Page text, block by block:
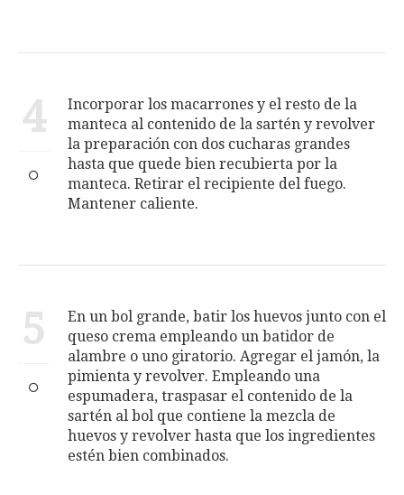
4
Incorporar los macarrones y el resto de la
manteca al contenido de la sartén y revolver
la preparación con dos cucharas grandes
hasta que quede bien recubierta por la
manteca. Retirar el recipiente del fuego.
Mantener caliente.
5
En un bol grande, batir los huevos junto con el
queso crema empleando un batidor de
alambre o uno giratorio. Agregar el jamón, la
pimienta y revolver. Empleando una
espumadera, traspasar el contenido de la
sartén al bol que contiene la mezcla de
huevos y revolver hasta que los ingredientes
estén bien combinados.